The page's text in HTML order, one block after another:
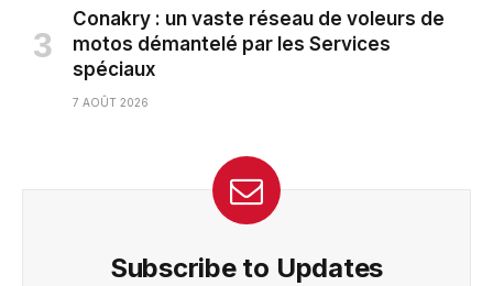
Conakry : un vaste réseau de voleurs de
motos démantelé par les Services
spéciaux
7 AOÛT 2026
Subscribe to Updates